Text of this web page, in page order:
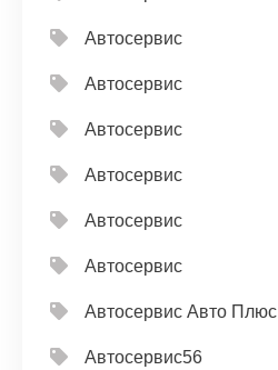
Автосервис
Автосервис
Автосервис
Автосервис
Автосервис
Автосервис
Автосервис Авто Плюс
Автосервис56